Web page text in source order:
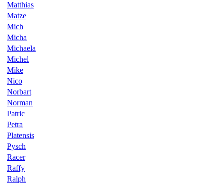
Matthias
Matze
Mich
Micha
Michaela
Michel
Mike
Nico
Norbart
Norman
Patric
Petra
Platensis
Pysch
Racer
Raffy
Ralph